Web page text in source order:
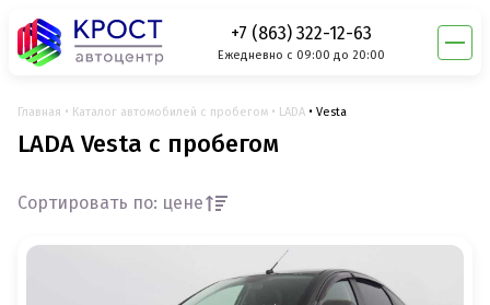
+7 (863) 322-12-63
Ежедневно с 09:00 до 20:00
Главная Каталог автомобилей с пробегом LADA Vesta
LADA Vesta с пробегом
Сортировать по: цене